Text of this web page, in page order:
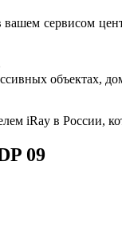
вашем сервисом
объектах,
iRay в России,
09